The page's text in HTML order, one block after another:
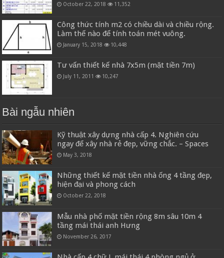
October 22, 2018 11,352
Công thức tính m2 có chiều dài và chiều rộng.
Làm thế nào để tính toán mét vuông.
January 15, 2018 10,448
Tư vấn thiết kế nhà 7x5m (mặt tiền 7m)
July 11, 2011 10,247
Bài ngẫu nhiên
Kỹ thuật xây dựng nhà cấp 4. Nghiên cứu
ngay để xây nhà rẻ đẹp, vững chắc. – Spaces
May 3, 2018
Những thiết kế mặt tiền nhà ống 4 tầng đẹp,
hiện đại và phong cách
October 22, 2018
Mẫu nhà phố mặt tiền rộng 8m sâu 10m 4
tầng mái thái anh Hưng
November 26, 2017